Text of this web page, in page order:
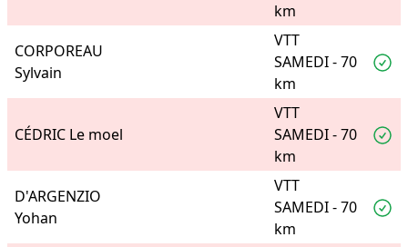
km
CORPOREAU
Sylvain
VTT
SAMEDI - 70
km
CÉDRIC Le moel
VTT
SAMEDI - 70
km
D'ARGENZIO
Yohan
VTT
SAMEDI - 70
km